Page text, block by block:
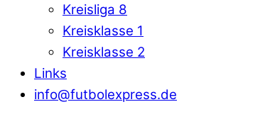
Kreisliga 8
Kreisklasse 1
Kreisklasse 2
Links
info@futbolexpress.de